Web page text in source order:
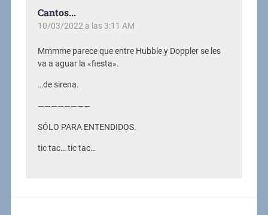
Cantos...
10/03/2022 a las 3:11 AM
Mmmme parece que entre Hubble y Doppler se les
va a aguar la «fiesta».
…de sirena.
————————
SÓLO PARA ENTENDIDOS.
tic tac… tic tac…